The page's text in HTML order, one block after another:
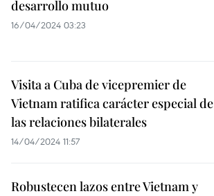
desarrollo mutuo
16/04/2024 03:23
Visita a Cuba de vicepremier de
Vietnam ratifica carácter especial de
las relaciones bilaterales
14/04/2024 11:57
Robustecen lazos entre Vietnam y